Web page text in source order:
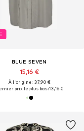
BLUE SEVEN
15,16 €
À l'origine : 37,90 €
prix le plus bas :13,16 €